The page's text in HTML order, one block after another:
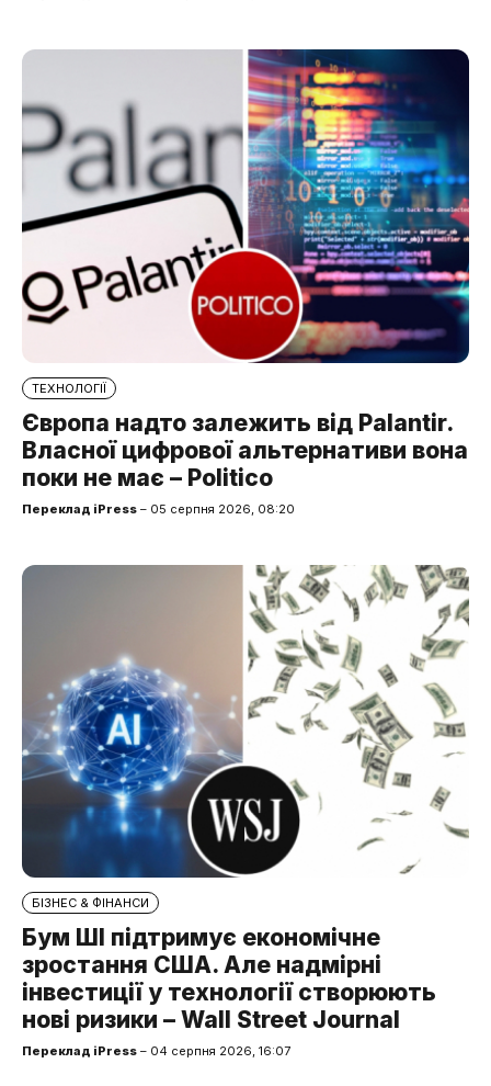
ТЕХНОЛОГІЇ
Європа надто залежить від Palantir.
Власної цифрової альтернативи вона
поки не має – Politico
Переклад iPress – 05 серпня 2026, 08:20
БІЗНЕС & ФІНАНСИ
Бум ШІ підтримує економічне
зростання США. Але надмірні
інвестиції у технології створюють
нові ризики – Wall Street Journal
Переклад iPress – 04 серпня 2026, 16:07